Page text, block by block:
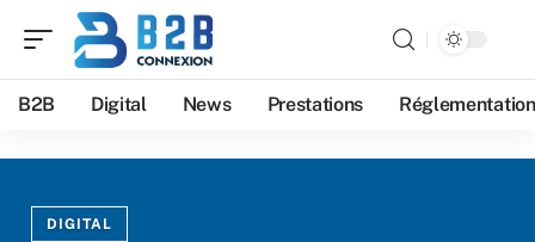
B2B Digital News Prestations Réglementation
DIGITAL